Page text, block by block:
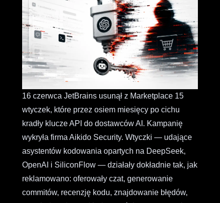
16 czerwca JetBrains usunął z Marketplace 15
wtyczek, które przez osiem miesięcy po cichu
kradły klucze API do dostawców AI. Kampanię
wykryła firma Aikido Security. Wtyczki — udające
asystentów kodowania opartych na DeepSeek,
OpenAI i SiliconFlow — działały dokładnie tak, jak
reklamowano: oferowały czat, generowanie
commitów, recenzję kodu, znajdowanie błędów,